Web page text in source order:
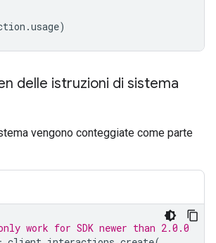
.usage)
delle istruzioni di sistema
vengono conteggiate come parte
work for SDK newer than 2.0.0